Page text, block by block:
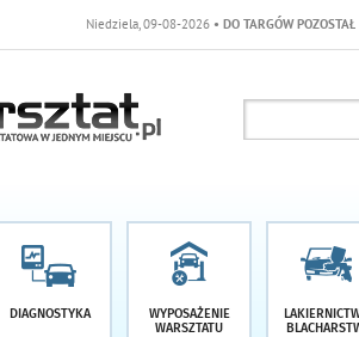
Niedziela, 09-08-2026• DO TARGÓW POZOSTAŁO -1 DNI
DIAGNOSTYKA
WYPOSAŻENIE
WARSZTATU